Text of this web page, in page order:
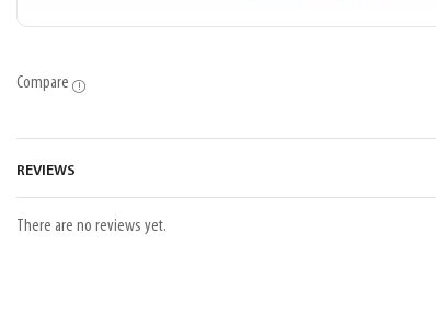
Compare
REVIEWS
There are no reviews yet.